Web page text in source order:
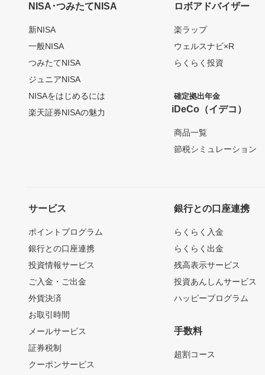
NISA･つみたてNISA
新NISA
一般NISA
つみたてNISA
ジュニアNISA
NISAをはじめるには
楽天証券NISAの魅力
ロボアドバイザー
楽ラップ
ウェルスナビ×R
らくらく投資
確定拠出年金
iDeCo（イデコ）
商品一覧
節税シミュレーション
サービス
ポイントプログラム
銀行との口座連携
投資情報サービス
ご入金・ご出金
外貨決済
お取引時間
メールサービス
証券税制
クーポンサービス
銀行との口座連携
らくらく入金
らくらく出金
残高表示サービス
投資あんしんサービス
ハッピープログラム
手数料
超割コース